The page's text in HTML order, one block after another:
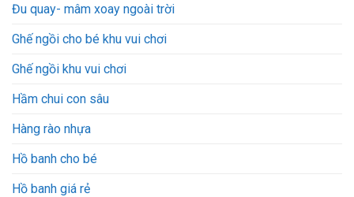
Đu quay- mâm xoay ngoài trời
Ghế ngồi cho bé khu vui chơi
Ghế ngồi khu vui chơi
Hầm chui con sâu
Hàng rào nhựa
Hồ banh cho bé
Hồ banh giá rẻ